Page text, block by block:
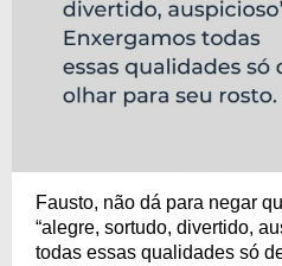
Fausto, não dá para negar
“alegre, sortudo, divertido,
todas essas qualidades só